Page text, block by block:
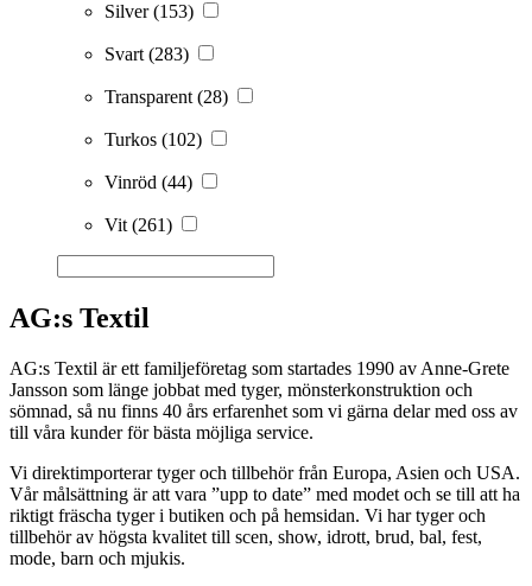
Silver(153)
Svart (283)
Transparent (28)
Turkos (102)
Vinröd (44)
Vit (261)
AG:s Textil
AG:s Textil är ett familjeföretag som startades 1990 av Anne-Grete
Jansson som länge jobbat med tyger, mönsterkonstruktion och
sömnad, så nu finns 40 års erfarenhet som vi gärna delar med oss av
till våra kunder för bästa möjliga service.
Vi direktimporterar tyger och tillbehör från Europa, Asien och USA.
Vår målsättning är att vara ”upp to date” med modet och se till att ha
riktigt fräscha tyger i butiken och på hemsidan. Vi har tyger och
tillbehör av högsta kvalitet till scen, show, idrott, brud, bal, fest,
mode, barn och mjukis.